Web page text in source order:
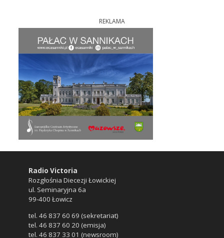
REKLAMA
Radio Victoria
Rozgłośnia Diecezji Łowickiej
ul. Seminaryjna 6a
99-400 Łowicz
tel. 46 837 60 69 (sekretariat)
tel. 46 837 60 20 (emisja)
tel. 46 837 33 01 (newsroom)